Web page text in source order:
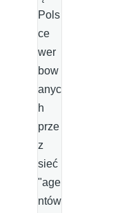
Pols
ce
wer
bow
anyc
h
prze
z
sieć
"age
ntów